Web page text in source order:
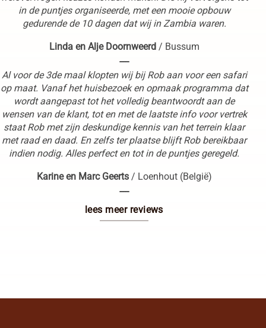
in de puntjes organiseerde, met een mooie opbouw
gedurende de 10 dagen dat wij in Zambia waren.
Linda en Alje Doornweerd / Bussum
----
Al voor de 3de maal klopten wij bij Rob aan voor een safari
op maat. Vanaf het huisbezoek en opmaak programma dat
wordt aangepast tot het volledig beantwoordt aan de
wensen van de klant, tot en met de laatste info voor vertrek
staat Rob met zijn deskundige kennis van het terrein klaar
met raad en daad. En zelfs ter plaatse blijft Rob bereikbaar
indien nodig. Alles perfect en tot in de puntjes geregeld.
Karine en Marc Geerts / Loenhout (België)
----
lees meer reviews